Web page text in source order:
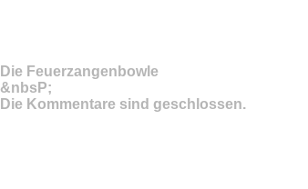
Die Feuerzangenbowle
&nbsP;
Die Kommentare sind geschlossen.